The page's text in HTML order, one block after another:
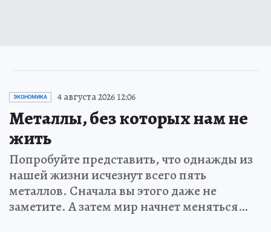
ЭКОНОМИКА 4 августа 2026 12:06
Металлы, без которых нам не
жить
Попробуйте представить, что однажды из
нашей жизни исчезнут всего пять
металлов. Сначала вы этого даже не
заметите. А затем мир начнет меняться…